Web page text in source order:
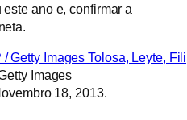
ano e, confirmar a
Images
18, 2013.